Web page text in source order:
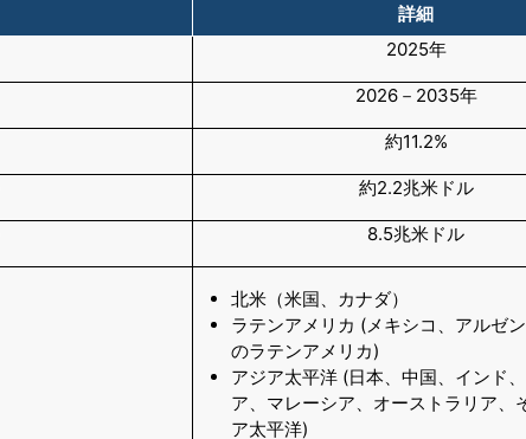
詳細
2025年
2026－2035年
約11.2%
約2.2兆米ドル
8.5兆米ドル
北米（米国、カナダ）
ラテンアメリカ (メキシコ、アルゼ
のラテンアメリカ)
アジア太平洋 (日本、中国、インド
ア、マレーシア、オーストラリア、
ア太平洋)